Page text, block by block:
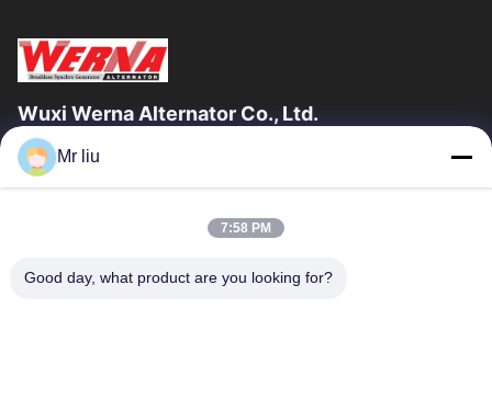
Wuxi Werna Alternator Co., Ltd.
Liens Rapides
À Propos De Nous
Visite De L'usine
Contrôle De La Qualité
Mr liu
7:58 PM
Good day, what product are you looking for?